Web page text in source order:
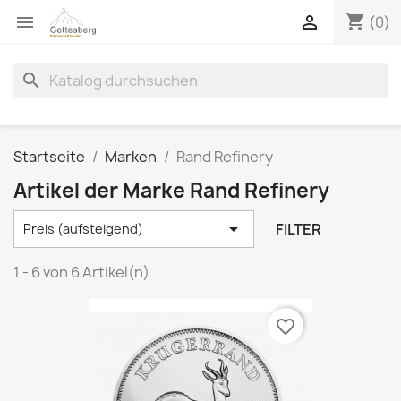
 shopping_cart (0)

search
Startseite Marken Rand Refinery
Artikel der Marke Rand Refinery
Preis (aufsteigend)  FILTER
1 - 6 von 6 Artikel(n)
favorite_border